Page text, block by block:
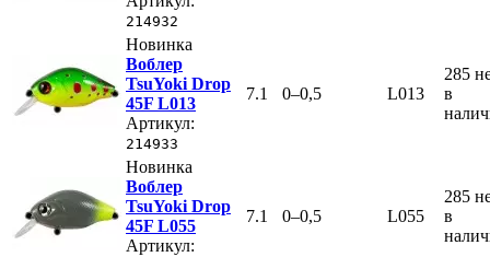
214932
Новинка
Воблер
TsuYoki Drop
45F L013
Артикул:
214933
7.1 0–0,5 L013
285
в
Новинка
Воблер
TsuYoki Drop
45F L055
Артикул:
7.1 0–0,5 L055
285
в